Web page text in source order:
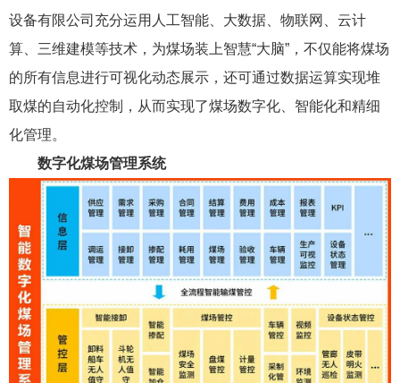
设备有限公司充分运用人工智能、大数据、物联网、云计
算、三维建模等技术，为煤场装上智慧“大脑”，不仅能将煤场
的所有信息进行可视化动态展示，还可通过数据运算实现堆
取煤的自动化控制，从而实现了煤场数字化、智能化和精细
化管理。
数字化煤场管理系统